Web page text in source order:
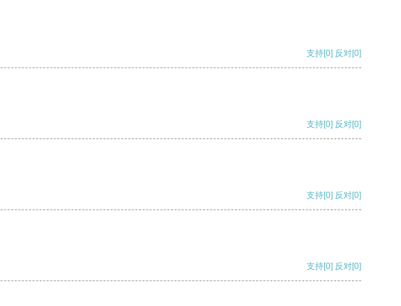
支持[0] 反对[0]
支持[0] 反对[0]
支持[0] 反对[0]
支持[0] 反对[0]